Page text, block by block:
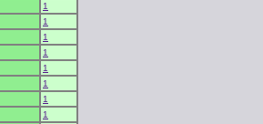
1
1
1
1
1
1
1
1